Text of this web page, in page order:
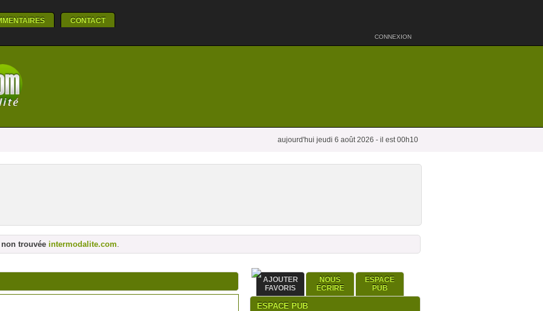
CONTACT
CONNEXION
aujourd'hui jeudi 6 août 2026 - il est 00h10
trouvée intermodalite.com.
AJOUTER
FAVORIS
NOUS
ÉCRIRE
ESPACE
PUB
ESPACE PUB